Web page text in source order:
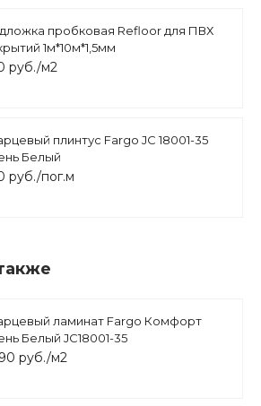
пробковая Refloor для ПВХ
1м*10м*1,5мм
руб./м2
плинтус Fargo JC 18001-35
Белый
руб./пог.м
ламинат Fargo Комфорт
Белый JC18001-35
руб./м2